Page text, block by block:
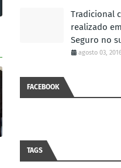
Tradicional
realizado
Seguro no
agosto 03,
FACEBOOK
TAGS